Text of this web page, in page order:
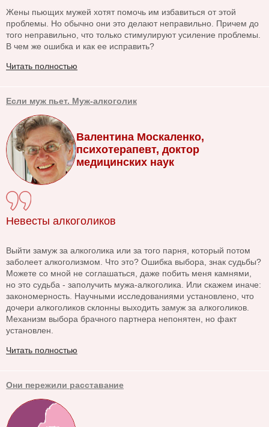
Жены пьющих мужей хотят помочь им избавиться от этой
проблемы. Но обычно они это делают неправильно. Причем до
того неправильно, что только стимулируют усиление проблемы.
В чем же ошибка и как ее исправить?
Читать полностью
Если муж пьет. Муж-алкоголик
Валентина Москаленко,
психотерапевт, доктор
медицинских наук
Невесты алкоголиков
Выйти замуж за алкоголика или за того парня, который потом
заболеет алкоголизмом. Что это? Ошибка выбора, знак судьбы?
Можете со мной не соглашаться, даже побить меня камнями,
но это судьба - заполучить мужа-алкоголика. Или скажем иначе:
закономерность. Научными исследованиями установлено, что
дочери алкоголиков склонны выходить замуж за алкоголиков.
Механизм выбора брачного партнера непонятен, но факт
установлен.
Читать полностью
Они пережили расставание